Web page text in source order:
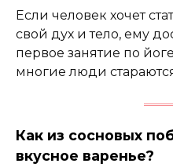
Если человек хочет
свой дух и тело, ему
первое занятие по
многие люди
Как из сосновых
вкусное варенье?